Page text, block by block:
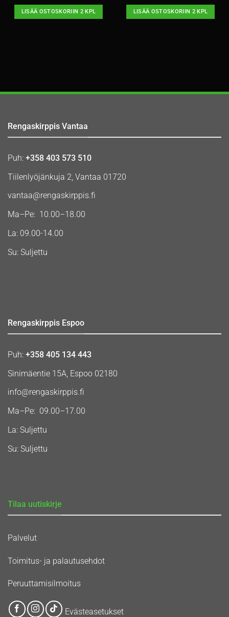
LISÄÄ OSTOSKORIIN 2 KPL LISÄÄ OSTOSKORIIN 2 KPL
Rengaskirppis Vantaa
Puh: +358 403 573 510
Tiilenlyöjänkuja 2, Vantaa 01720
vantaa@rengaskirppis.fi
Ma–Pe: 10.00–18.00
La: 09.00-14.00
Su: Suljettu
Rengaskirppis Espoo
Puh: +358 405 134 443
Sinimäentie 15A, Espoo 02180
info@rengaskirppis.fi
Ma–Pe: 09.00–17.00
La: Suljettu
Su: Suljettu
Tilaa uutiskirje
Palvelut
Toimitus- ja palautusehdot
Peruuttamisilmoitus
Evästeasetukset